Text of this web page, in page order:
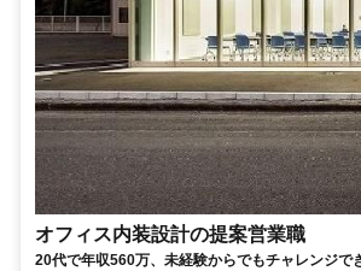
オフィス内装設計の提案営業職
20代で年収560万、未経験からでもチャレンジで